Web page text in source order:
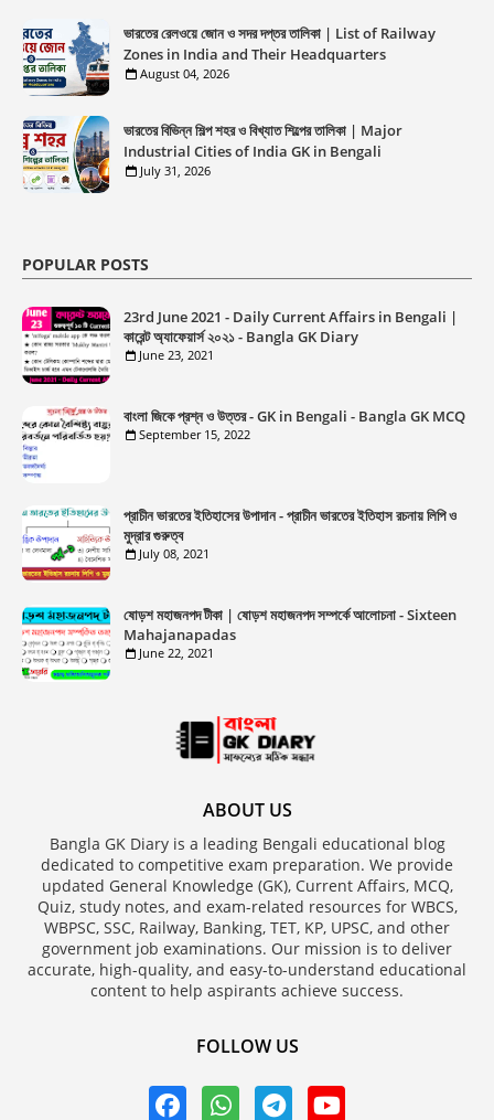
ভারতের রেলওয়ে জোন ও সদর দপ্তর তালিকা | List of Railway
Zones in India and Their Headquarters
August 04, 2026
ভারতের বিভিন্ন শিল্প শহর ও বিখ্যাত শিল্পের তালিকা | Major
Industrial Cities of India GK in Bengali
July 31, 2026
POPULAR POSTS
23rd June 2021 - Daily Current Affairs in Bengali |
কারেন্ট অ্যাফেয়ার্স ২০২১ - Bangla GK Diary
June 23, 2021
বাংলা জিকে প্রশ্ন ও উত্তর - GK in Bengali - Bangla GK MCQ
September 15, 2022
প্রাচীন ভারতের ইতিহাসের উপাদান - প্রাচীন ভারতের ইতিহাস রচনায় লিপি ও
মুদ্রার গুরুত্ব
July 08, 2021
ষোড়শ মহাজনপদ টীকা | ষোড়শ মহাজনপদ সম্পর্কে আলোচনা - Sixteen
Mahajanapadas
June 22, 2021
ABOUT US
Bangla GK Diary is a leading Bengali educational blog
dedicated to competitive exam preparation. We provide
updated General Knowledge (GK), Current Affairs, MCQ,
Quiz, study notes, and exam-related resources for WBCS,
WBPSC, SSC, Railway, Banking, TET, KP, UPSC, and other
government job examinations. Our mission is to deliver
accurate, high-quality, and easy-to-understand educational
content to help aspirants achieve success.
FOLLOW US